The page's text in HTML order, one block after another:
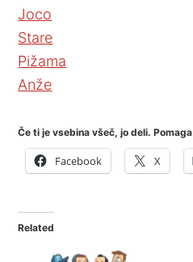
Joco
Stare
Pižama
Anže
Če ti je vsebina všeč, jo deli.
Facebook X
Related